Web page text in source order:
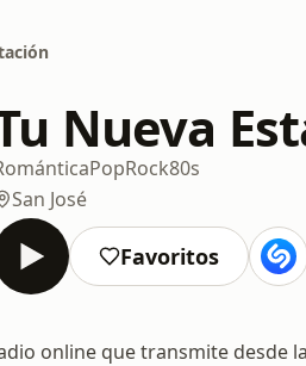
Nueva
PopRock80s
San José
Favoritos
online que transmite desde